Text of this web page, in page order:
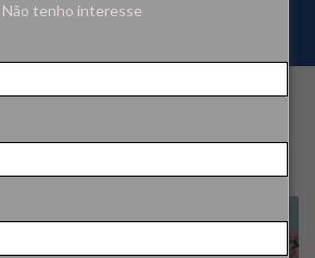
Não tenho interesse